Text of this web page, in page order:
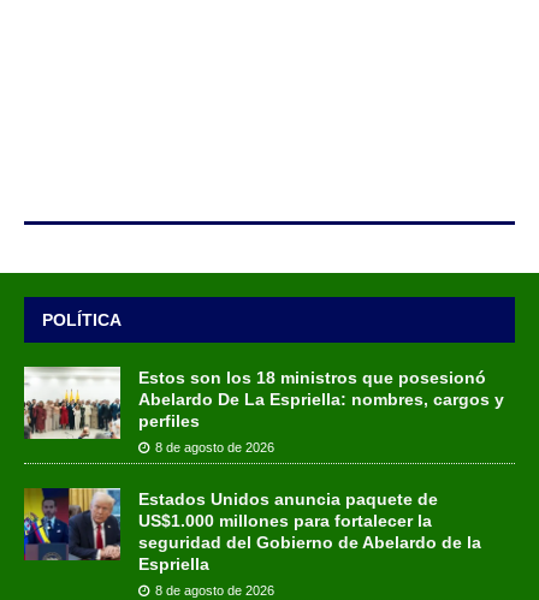
POLÍTICA
Estos son los 18 ministros que posesionó
Abelardo De La Espriella: nombres, cargos y
perfiles
8 de agosto de 2026
Estados Unidos anuncia paquete de
US$1.000 millones para fortalecer la
seguridad del Gobierno de Abelardo de la
Espriella
8 de agosto de 2026